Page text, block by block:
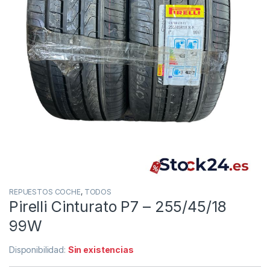
REPUESTOS COCHE, TODOS
Pirelli Cinturato P7 – 255/45/18
99W
Disponibilidad: Sin existencias